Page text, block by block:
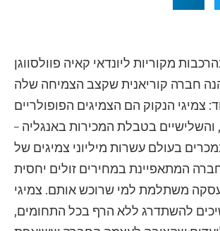
מקוריות ליונדאי קאיה פוולסווגן
חברה קוריאנית שקצב הצמיחה שלה
צמיגי הנקוק הם הצמיגים הפופולריים
והשלישיים בטבלת המכירות באנגליה –
בעולם עשרות מיליוני צמיגים של
המתאפיינת במחירים זולים יחסית
משתלמת למי שרוכש אותם. צמיגי
להשתדרג ללא הרף בכל התחומים,